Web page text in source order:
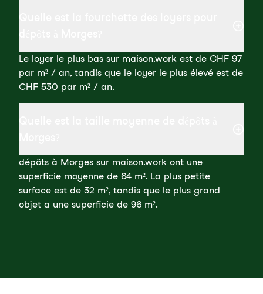
Le loyer le plus bas sur maison.work est de CHF 97
par m² / an, tandis que le loyer le plus élevé est de
CHF 530 par m² / an.
dépôts à Morges sur maison.work ont une
superficie moyenne de 64 m². La plus petite
surface est de 32 m², tandis que le plus grand
objet a une superficie de 96 m².